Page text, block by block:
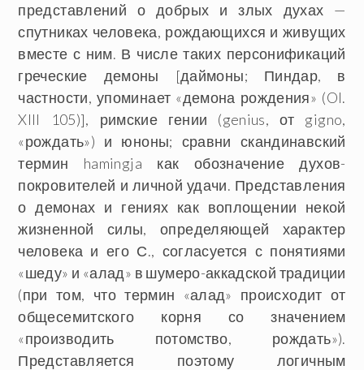
представлений о добрых и злых духах —
спутниках человека, рождающихся и живущих
вместе с ним. В числе таких персонификаций
греческие демоны [даймоны; Пиндар, в
частности, упоминает «демона рождения» (Ol.
XIII 105)], римские гении (genius, от gigno,
«рождать») и юноны; сравни скандинавский
термин hamingja как обозначение духов-
покровителей и личной удачи. Представления
о демонах и гениях как воплощении некой
жизненной силы, определяющей характер
человека и его С., согласуется с понятиями
«шеду» и «алад» в шумеро-аккадской традиции
(при том, что термин «алад» происходит от
общесемитского корня со значением
«производить потомство, рождать»).
Представляется поэтому логичным